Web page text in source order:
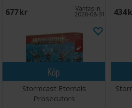
677 SEK Väntas in:
2026-08-31 434
Köp
Stormcast Eternals
Prosecutors